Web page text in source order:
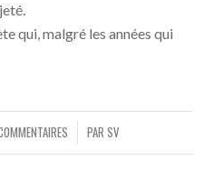
qui, malgré les années qui
/ PARSV